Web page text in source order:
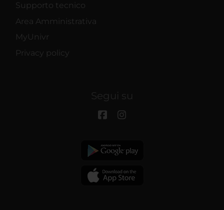
Supporto tecnico
Area Amministrativa
MyUnivr
Privacy policy
Segui su